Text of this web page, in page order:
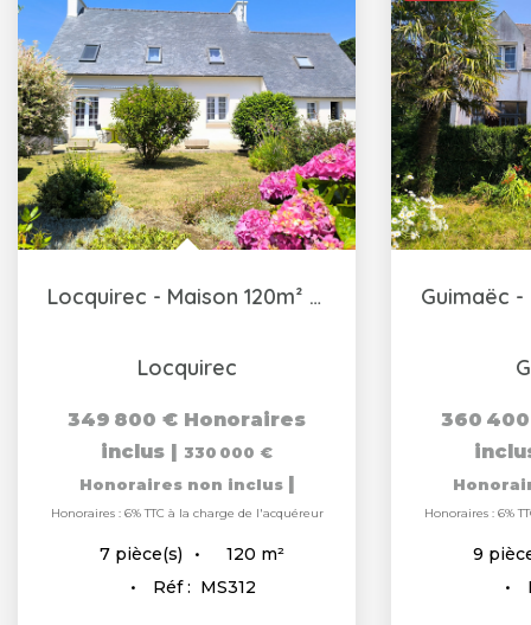
Locquirec - Maison 120m² habitables
Locquirec
349 800 € Honoraires
inclus | 330 000 €
Honoraires non inclus |
Honoraires : 6% TTC à la charge de l'acquéreur
7 pièce(s) 120 m²
Réf : MS312
360
Honoraires : 6%
9